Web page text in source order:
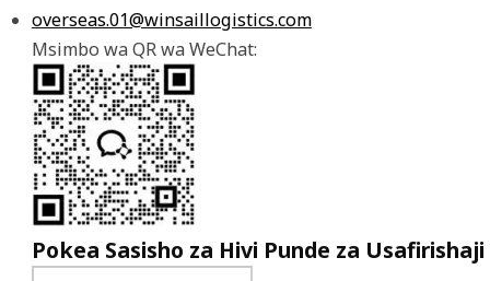
overseas.01@winsaillogistics.com
Msimbo wa QR wa WeChat:
Pokea Sasisho za Hivi Punde za Usafirishaji